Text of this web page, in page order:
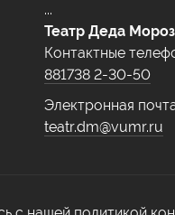
...
Театр Деда
Контактные
881738 2-30-50
Электронная
teatr.dm@vumr.ru